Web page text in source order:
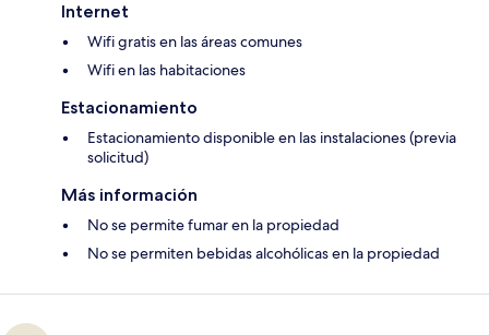
Internet
Wifi gratis en las áreas comunes
Wifi en las habitaciones
Estacionamiento
Estacionamiento disponible en las instalaciones (previa
solicitud)
Más información
No se permite fumar en la propiedad
No se permiten bebidas alcohólicas en la propiedad